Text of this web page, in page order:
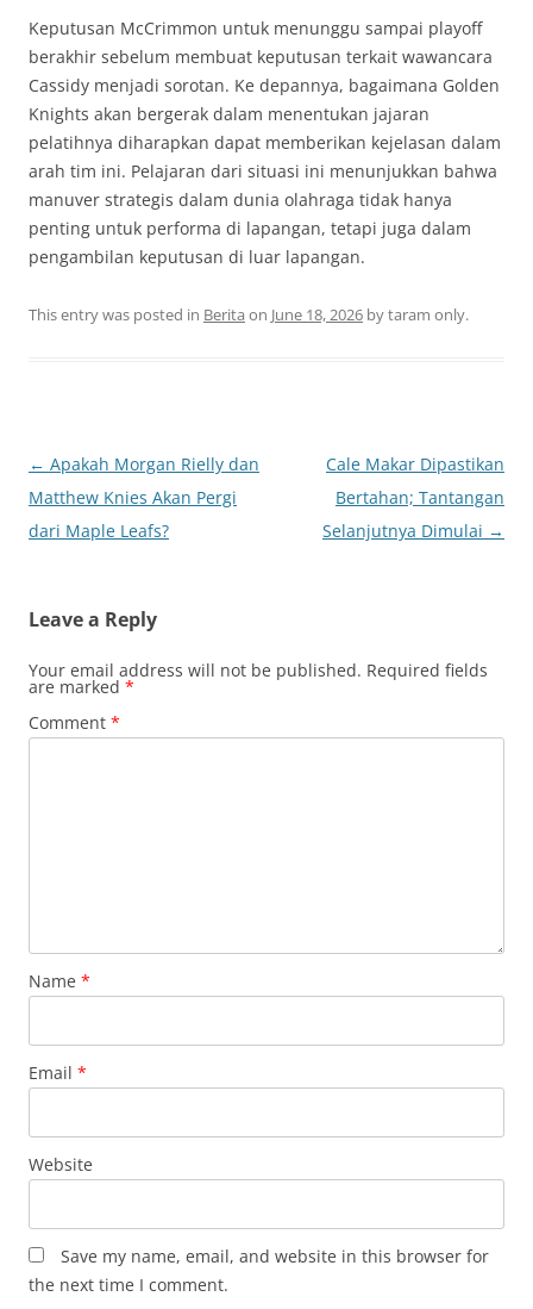
Keputusan McCrimmon untuk menunggu sampai playoff
berakhir sebelum membuat keputusan terkait wawancara
Cassidy menjadi sorotan. Ke depannya, bagaimana Golden
Knights akan bergerak dalam menentukan jajaran
pelatihnya diharapkan dapat memberikan kejelasan dalam
arah tim ini. Pelajaran dari situasi ini menunjukkan bahwa
manuver strategis dalam dunia olahraga tidak hanya
penting untuk performa di lapangan, tetapi juga dalam
pengambilan keputusan di luar lapangan.
This entry was posted in Berita on June 18, 2026 bytaram only.
Post
navigation
← Apakah Morgan Rielly dan
Matthew Knies Akan Pergi
dari Maple Leafs?
Cale Makar Dipastikan
Bertahan; Tantangan
Selanjutnya Dimulai →
Leave a Reply
Your email address will not be published. Required fields
are marked *
Comment *
Name *
Email *
Website
Save my name, email, and website in this browser for
the next time I comment.